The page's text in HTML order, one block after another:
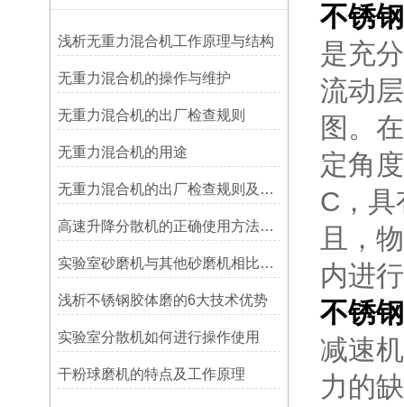
浅析无重力混合机工作原理与结构
无重力混合机的操作与维护
无重力混合机的出厂检查规则
无重力混合机的用途
无重力混合机的出厂检查规则及操作维护
高速升降分散机的正确使用方法分享
实验室砂磨机与其他砂磨机相比具有哪些优势
浅析不锈钢胶体磨的6大技术优势
实验室分散机如何进行操作使用
干粉球磨机的特点及工作原理
不锈
是充
流动
图。
定角
C，
且，
内进
不锈
减速
力的